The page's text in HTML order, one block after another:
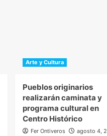
Arte y Cultura
Pueblos originarios
realizarán caminata y
programa cultural en
Centro Histórico
Fer Ontiveros agosto 4,